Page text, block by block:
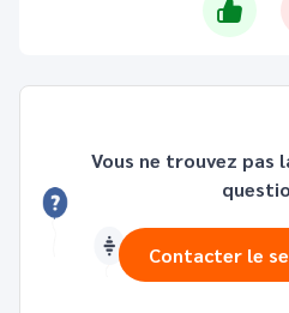
Vous ne trouvez pas
Contacter le